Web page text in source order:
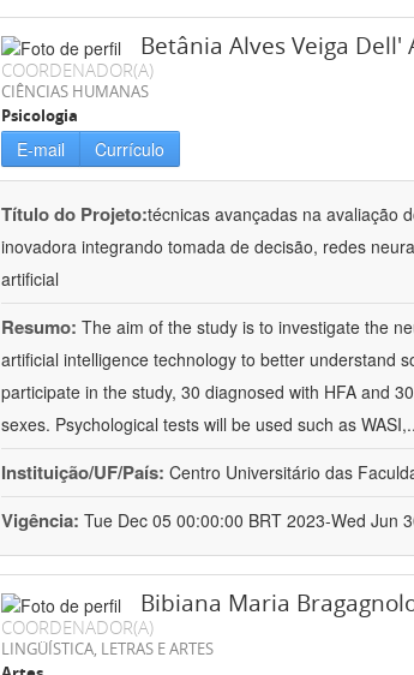
Betânia Alves Veiga Dell'
COORDENADOR(A)
CIÊNCIAS HUMANAS
Psicologia
E-mail Currículo
Título do Projeto:técnicas avançadas na avaliação
inovadora integrando tomada de decisão, redes
artificial
Resumo: The aim of the study is to investigate the
artificial intelligence technology to better understand
participate in the study, 30 diagnosed with HFA and
sexes. Psychological tests will be used such as WASI,
Instituição/UF/País: Centro Universitário das
Vigência: Tue Dec 05 00:00:00 BRT 2023-Wed Jun
Bibiana Maria
COORDENADOR(A)
LINGÜÍSTICA, LETRAS E ARTES